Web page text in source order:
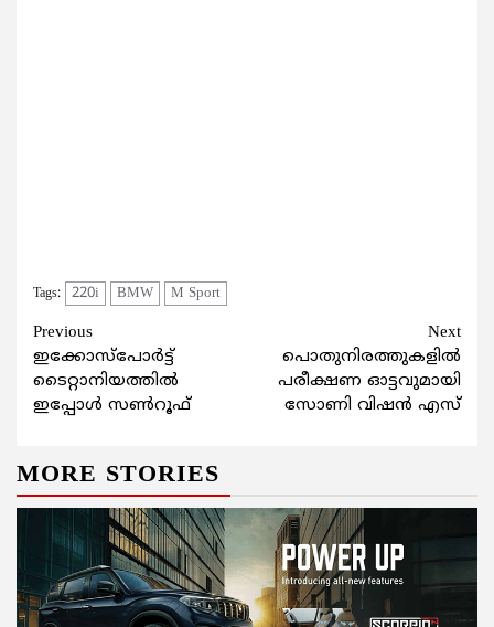
Tags: 220i BMW M Sport
Continue
Reading
Previous
ഇക്കോസ്‌പോര്‍ട്ട്
ടൈറ്റാനിയത്തില്‍
ഇപ്പോള്‍ സണ്‍റൂഫ്
Next
പൊതുനിരത്തുകളിൽ
പരീക്ഷണ ഓട്ടവുമായി
സോണി വിഷൻ എസ്
MORE STORIES